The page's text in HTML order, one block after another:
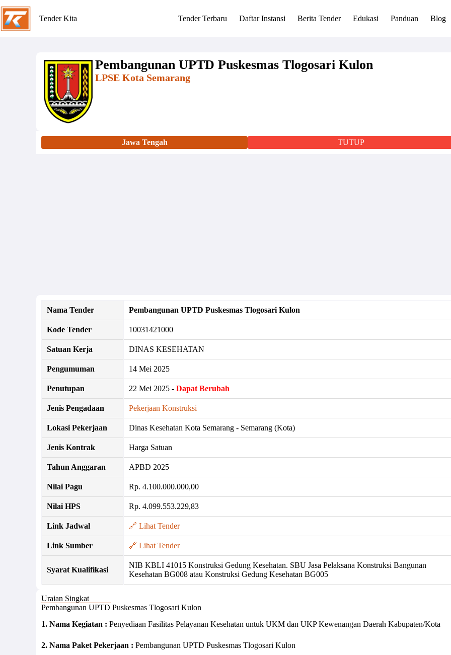
Tender Kita Tender Terbaru Daftar Instansi Berita Tender Edukasi Panduan Blog
Pembangunan UPTD Puskesmas Tlogosari Kulon
LPSE Kota Semarang
Jawa Tengah TUTUP
Nama Tender Pembangunan UPTD Puskesmas Tlogosari Kulon
Kode Tender 10031421000
Satuan Kerja DINAS KESEHATAN
Pengumuman 14 Mei 2025
Penutupan 22 Mei 2025 - Dapat Berubah
Jenis Pengadaan Pekerjaan Konstruksi
Lokasi Pekerjaan Dinas Kesehatan Kota Semarang - Semarang (Kota)
Jenis Kontrak Harga Satuan
Tahun Anggaran APBD 2025
Nilai Pagu Rp. 4.100.000.000,00
Nilai HPS Rp. 4.099.553.229,83
Link Jadwal 🔗 Lihat Tender
Link Sumber 🔗 Lihat Tender
Syarat Kualifikasi
NIB KBLI 41015 Konstruksi Gedung Kesehatan. SBU Jasa Pelaksana Konstruksi Bangunan
Kesehatan BG008 atau Konstruksi Gedung Kesehatan BG005
Uraian Singkat
Pembangunan UPTD Puskesmas Tlogosari Kulon
1. Nama Kegiatan : Penyediaan Fasilitas Pelayanan Kesehatan untuk UKM dan UKP Kewenangan Daerah Kabupaten/Kota
2. Nama Paket Pekerjaan : Pembangunan UPTD Puskesmas Tlogosari Kulon